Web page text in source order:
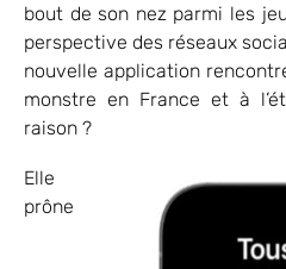
bout de son nez parmi les
perspective des réseaux
nouvelle application
monstre en France et à
raison ?
Elle
prône